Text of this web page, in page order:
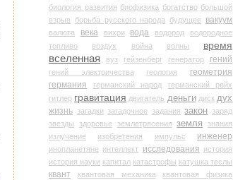
биология развития биофизика богатство большой
взрыв
борьба русского народа будущее вакуум
валюта века вихри вода водород
водородное
топливо
воздух война волны
время
вселенная
вуз гейзенберг генератор гений
гений электричества геология
геометрия
германия
германский народ
германский рейх
гитлер гравитация двигатель деньги диск дух
жизнь загадки загадочное задания закон заряд
звезды
здоровье землетрясения земля
знания
излучение
изобретения импульс инженер
инопланетяне интеллект исследования история
история науки капитал катастрофы катушка теслы
квант квантовая механика квантовая физика